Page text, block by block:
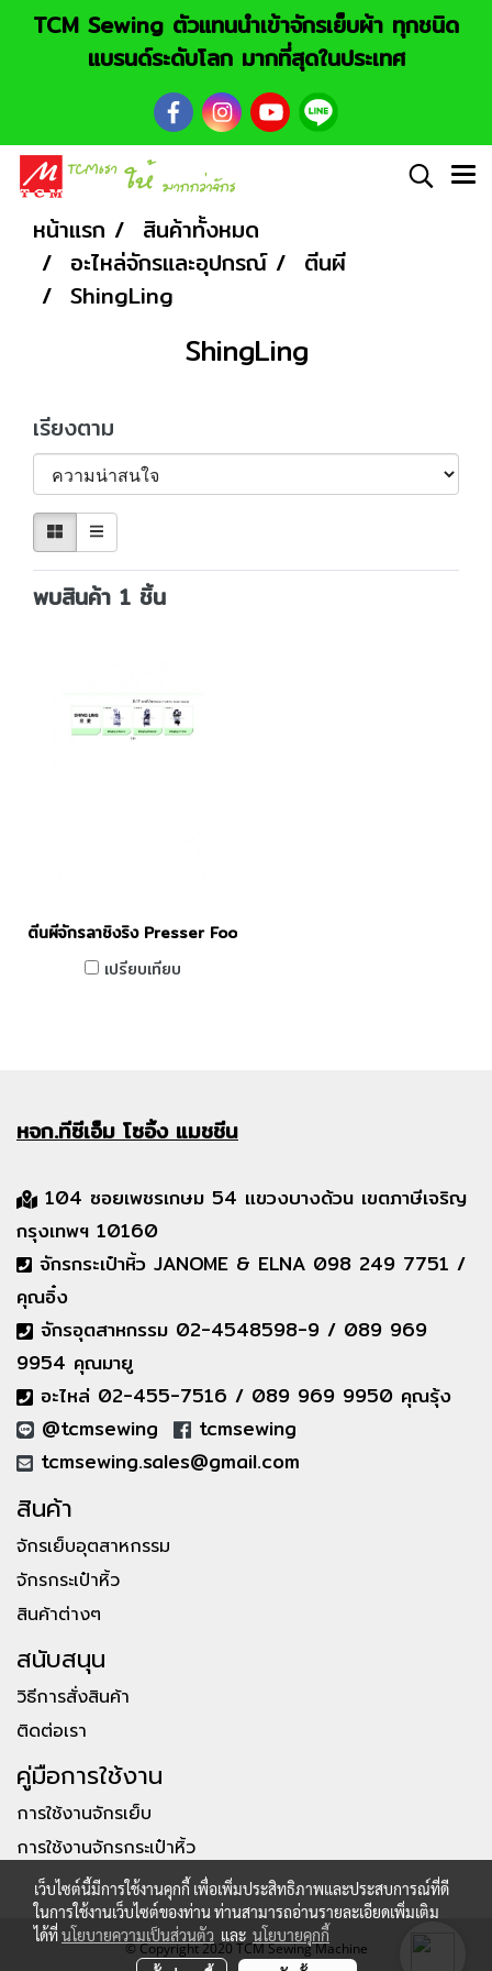
TCM Sewing ตัวแทนนำเข้าจักรเย็บผ้า ทุกชนิด
แบรนด์ระดับโลก มากที่สุดในประเทศ
หน้าแรก
สินค้าทั้งหมด
อะไหล่จักรและอุปกรณ์
ตีนผี
ShingLing
ShingLing
เรียงตาม
พบสินค้า 1 ชิ้น
ตีนผีจักรลาชิงริง Presser Foot For ShingLing
เปรียบเทียบ
หจก.ทีซีเอ็มโซอิ้ง แมชชีน
104 ซอยเพชรเกษม 54 แขวงบางด้วน เขตภาษีเจริญ
กรุงเทพฯ 10160
จักรกระเป๋าหิ้ว JANOME & ELNA 098 249 7751 /
คุณอิ๋ง
จักรอุตสาหกรรม 02-4548598-9 / 089 969
9954 คุณมายู
อะไหล่ 02-455-7516 / 089 969 9950 คุณรุ้ง
@tcmsewing
tcmsewing
tcmsewing.sales@gmail.com
สินค้า
จักรเย็บอุตสาหกรรม
จักรกระเป๋าหิ้ว
สินค้าต่างๆ
สนับสนุน
วิธีการสั่งสินค้า
ติดต่อเรา
คู่มือการใช้งาน
การใช้งานจักรเย็บ
การใช้งานจักรกระเป๋าหิ้ว
© Copyright 2020 TCM Sewing Machine
เว็บไซต์นี้มีการใช้งานคุกกี้ เพื่อเพิ่มประสิทธิภาพและประสบการณ์ที่ดี
ในการใช้งานเว็บไซต์ของท่าน ท่านสามารถอ่านรายละเอียดเพิ่มเติม
ได้ที่นโยบายความเป็นส่วนตัว และ นโยบายคุกกี้